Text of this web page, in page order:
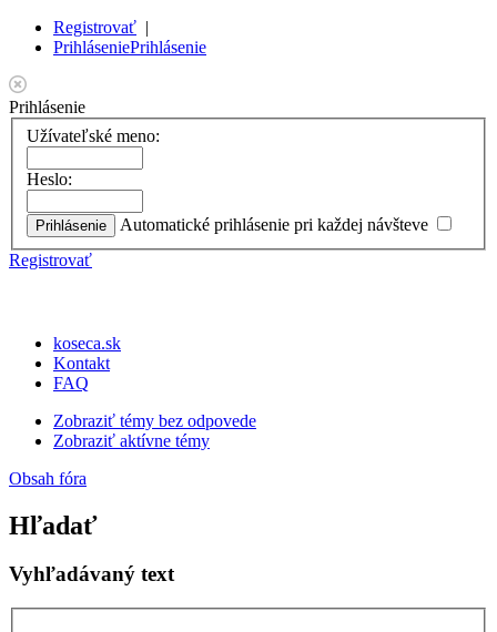
Registrovať |
PrihláseniePrihlásenie
Prihlásenie
Užívateľské meno:
Heslo:
Automatické prihlásenie pri každej návšteve
Registrovať
koseca.sk
Kontakt
FAQ
Zobraziť témy bez odpovede
Zobraziť aktívne témy
Obsah fóra
Hľadať
Vyhľadávaný text